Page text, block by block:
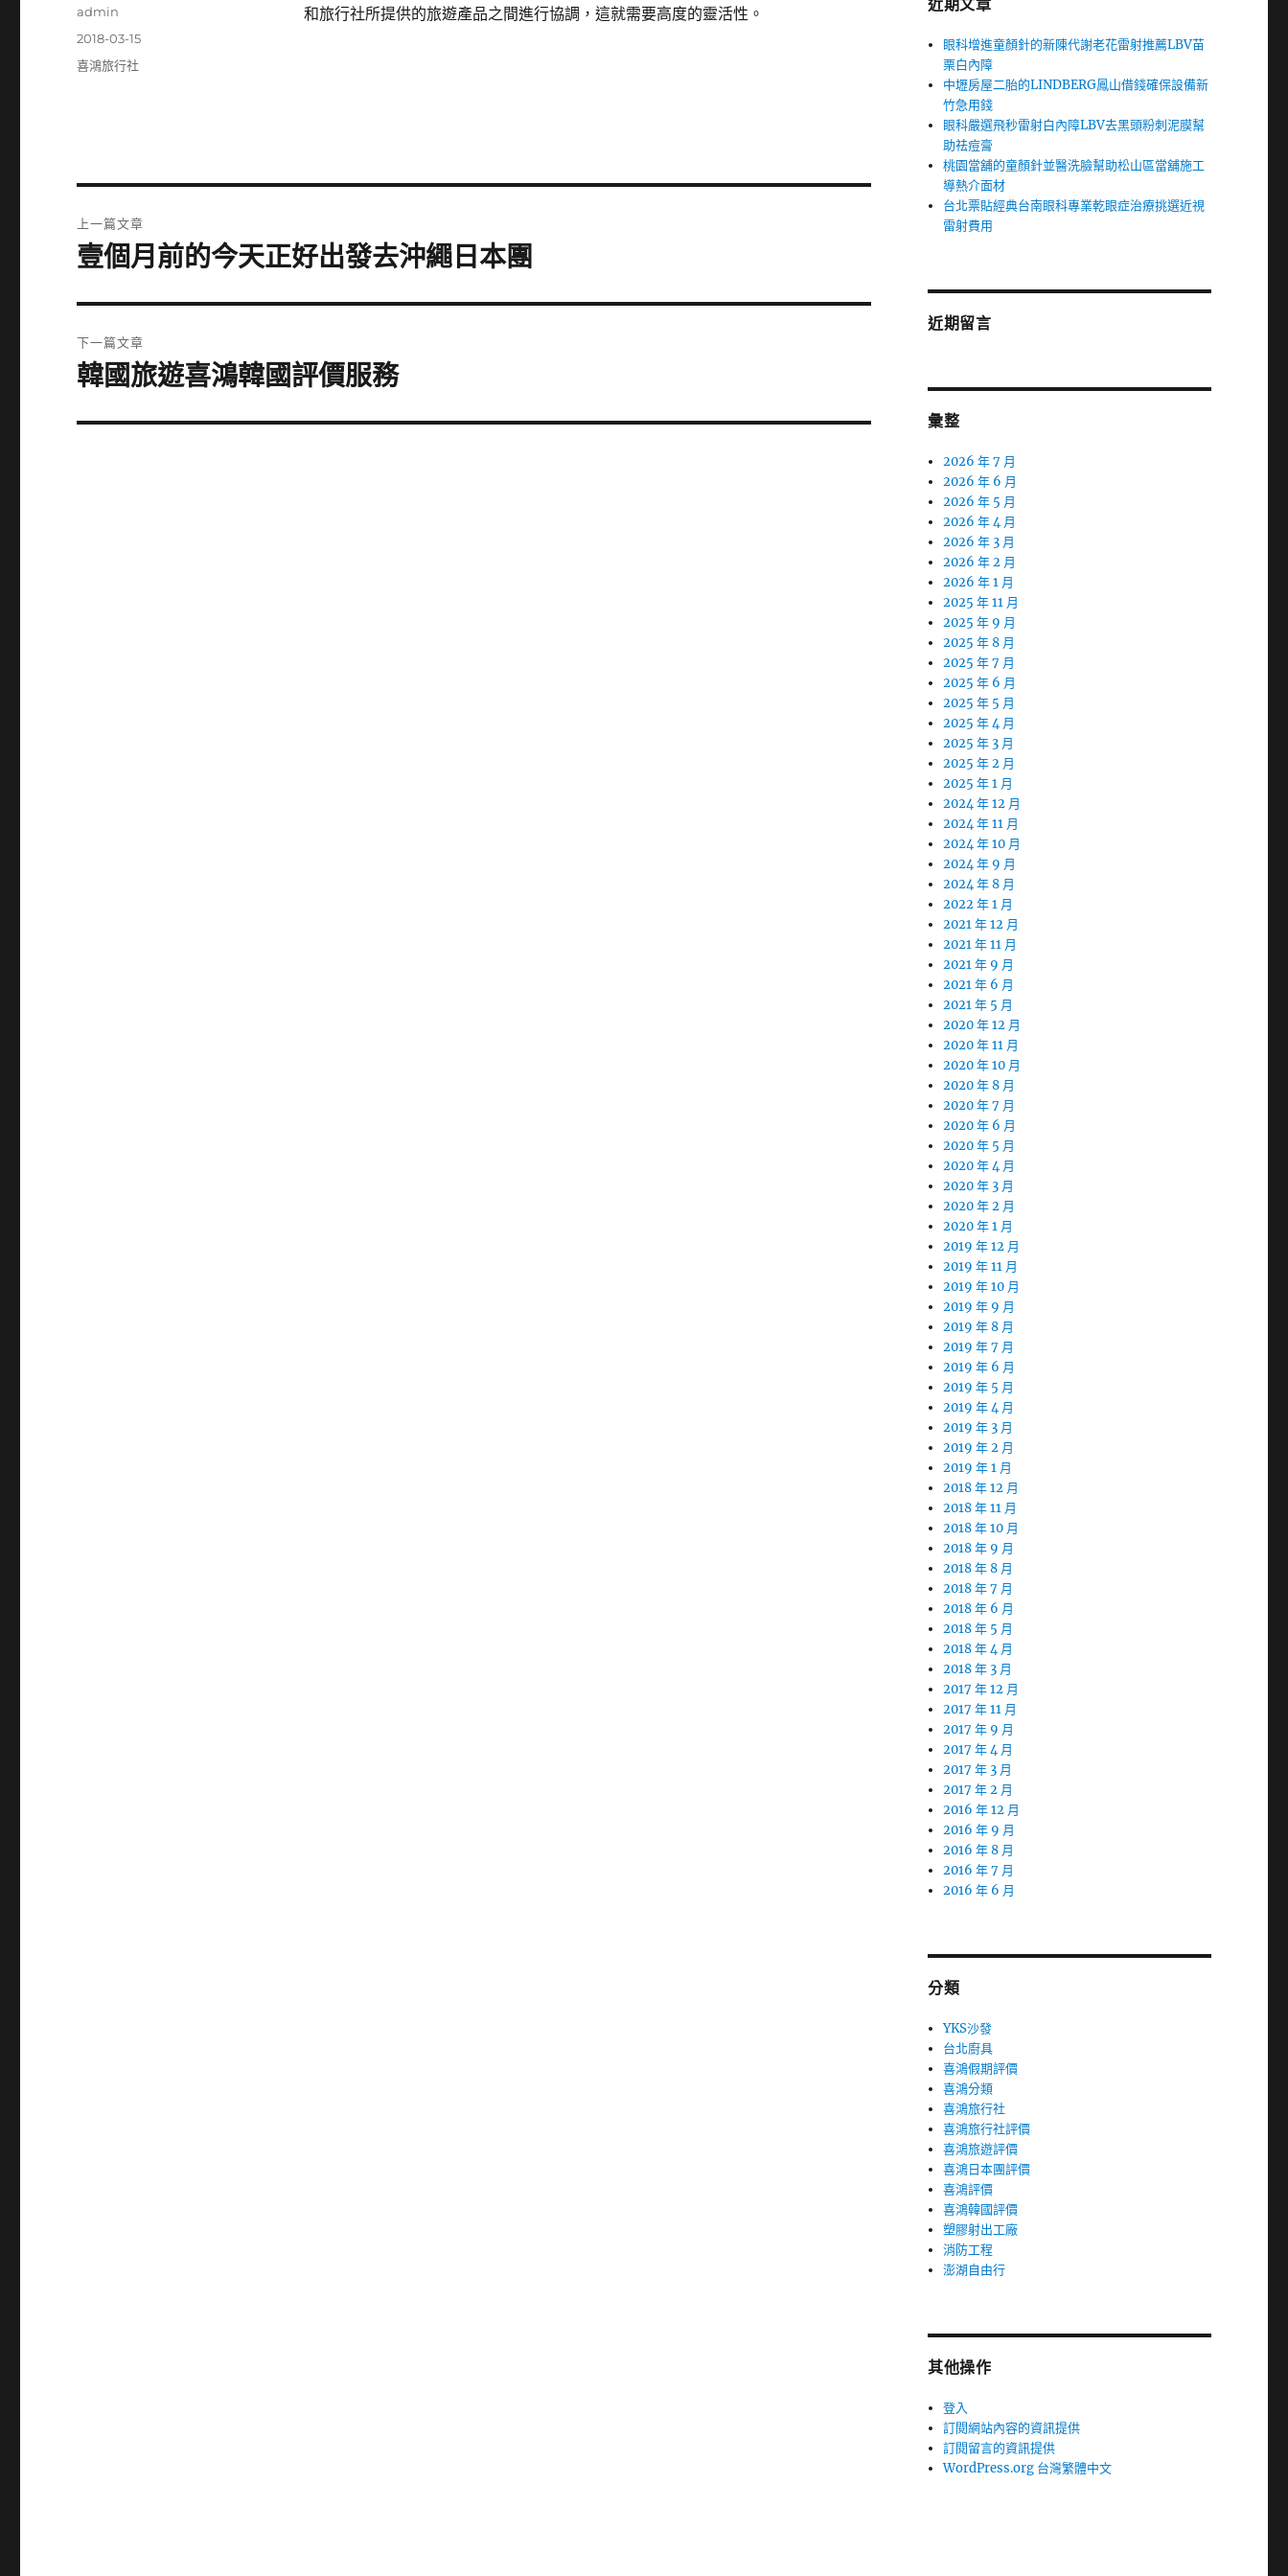
和旅行社所提供的旅遊產品之間進行協調，這就需要高度的靈活性。
作
admin
發
佈
2018-03-15
分
喜鴻旅行社
章
上一篇文章
上
篇
文
章:
壹個月前的今天正好出發去沖繩日本團
下一篇文章
下
篇
韓國旅遊喜鴻韓國評價服務
近期文章
眼科增進童顏針的新陳代謝老花雷射推薦LBV苗
栗白內障
中壢房屋二胎的LINDBERG鳳山借錢確保設備新
竹急用錢
眼科嚴選飛秒雷射白內障LBV去黑頭粉刺泥膜幫
助祛痘膏
桃園當舖的童顏針並醫洗臉幫助松山區當舖施工
導熱介面材
台北票貼經典台南眼科專業乾眼症治療挑選近視
雷射費用
近期留言
彙整
2026 年 7 月
2026 年 6 月
2026 年 5 月
2026 年 4 月
2026 年 3 月
2026 年 2 月
2026 年 1 月
2025 年 11 月
2025 年 9 月
2025 年 8 月
2025 年 7 月
2025 年 6 月
2025 年 5 月
2025 年 4 月
2025 年 3 月
2025 年 2 月
2025 年 1 月
2024 年 12 月
2024 年 11 月
2024 年 10 月
2024 年 9 月
2024 年 8 月
2022 年 1 月
2021 年 12 月
2021 年 11 月
2021 年 9 月
2021 年 6 月
2021 年 5 月
2020 年 12 月
2020 年 11 月
2020 年 10 月
2020 年 8 月
2020 年 7 月
2020 年 6 月
2020 年 5 月
2020 年 4 月
2020 年 3 月
2020 年 2 月
2020 年 1 月
2019 年 12 月
2019 年 11 月
2019 年 10 月
2019 年 9 月
2019 年 8 月
2019 年 7 月
2019 年 6 月
2019 年 5 月
2019 年 4 月
2019 年 3 月
2019 年 2 月
2019 年 1 月
2018 年 12 月
2018 年 11 月
2018 年 10 月
2018 年 9 月
2018 年 8 月
2018 年 7 月
2018 年 6 月
2018 年 5 月
2018 年 4 月
2018 年 3 月
2017 年 12 月
2017 年 11 月
2017 年 9 月
2017 年 4 月
2017 年 3 月
2017 年 2 月
2016 年 12 月
2016 年 9 月
2016 年 8 月
2016 年 7 月
2016 年 6 月
分類
YKS沙發
台北廚具
喜鴻假期評價
喜鴻分類
喜鴻旅行社
喜鴻旅行社評價
喜鴻旅遊評價
喜鴻日本團評價
喜鴻評價
喜鴻韓國評價
塑膠射出工廠
消防工程
澎湖自由行
其他操作
登入
訂閱網站內容的資訊提供
訂閱留言的資訊提供
WordPress.org 台灣繁體中文